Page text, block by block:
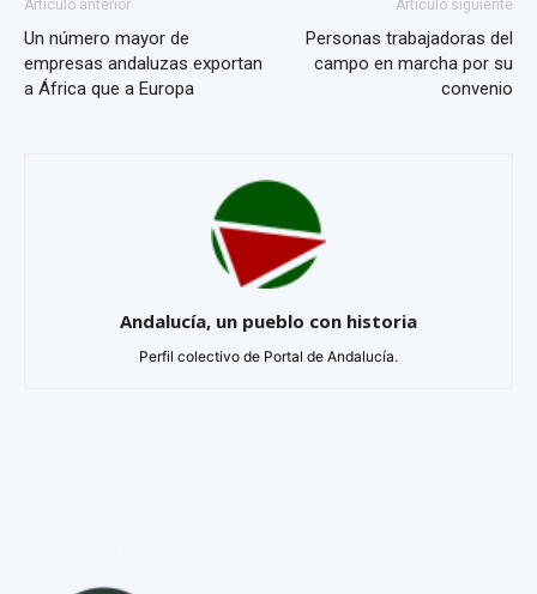
Artículo anterior
Un número mayor de
empresas andaluzas exportan
a África que a Europa
Artículo siguiente
Personas trabajadoras del
campo en marcha por su
convenio
Andalucía, un pueblo con historia
Perfil colectivo de Portal de Andalucía.